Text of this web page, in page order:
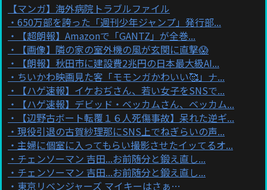
【マンガ】海外病院トラブルファイル
650万部を誇った「週刊少年ジャンプ」発行部...
【超朗報】Amazonで「GANTZ」が全巻...
【画像】隣の家の室外機の風が玄関に直撃😱
【朗報】秋田市に建設費2兆円の日本最大級AI...
ちいかわ映画見た客「モモンガかわいい🥰」ナ...
【ハゲ速報】イケおぢさん、若い女子をSNSで...
【ハゲ速報】デビッド・ベッカムさん、ベッカム...
【辺野古ボート転覆１６人死傷事故】呆れた逆ギ...
現役引退の古賀紗理那にSNS上でねぎらいの声...
主婦に個室に入ってもらい撮影させたイッてるオ...
チェンソーマン 吉田...お前随分と鍛え直し...
チェンソーマン 吉田...お前随分と鍛え直し...
東京リベンジャーズ マイキーはさぁ…